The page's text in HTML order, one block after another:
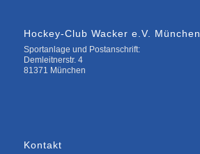
Hockey-Club Wacker e.V. München
Sportanlage und Postanschrift:
Demleitnerstr. 4
81371 München
Kontakt